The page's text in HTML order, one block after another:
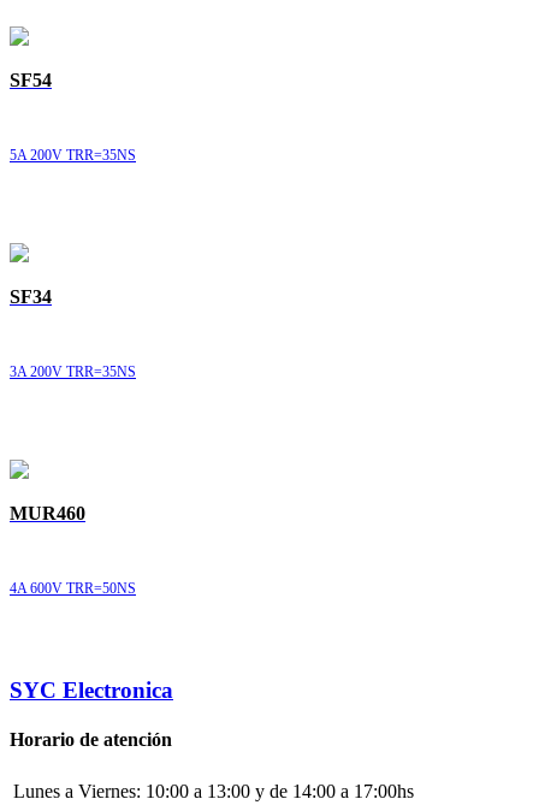
SF54
5A 200V TRR=35NS
SF34
3A 200V TRR=35NS
MUR460
4A 600V TRR=50NS
SYC Electronica
Horario de atención
Lunes a Viernes: 10:00 a 13:00 y de 14:00 a 17:00hs